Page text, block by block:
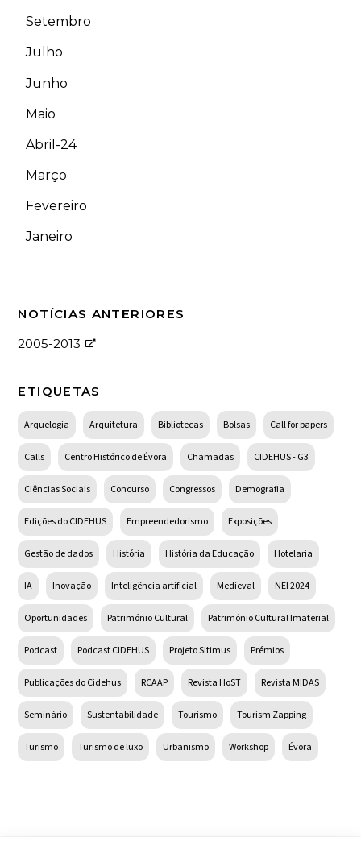
Setembro
Julho
Junho
Maio
Abril-24
Março
Fevereiro
Janeiro
NOTÍCIAS ANTERIORES
2005-2013
ETIQUETAS
Arquelogia Arquitetura Bibliotecas Bolsas Call for papers
Calls Centro Histórico de Évora Chamadas CIDEHUS - G3
Ciências Sociais Concurso Congressos Demografia
Edições do CIDEHUS Empreendedorismo Exposições
Gestão de dados História História da Educação Hotelaria
IA Inovação Inteligência artificial Medieval NEI 2024
Oportunidades Património Cultural Património Cultural Imaterial
Podcast Podcast CIDEHUS Projeto Sitimus Prémios
Publicações do Cidehus RCAAP Revista HoST Revista MIDAS
Seminário Sustentabilidade Tourismo Tourism Zapping
Turismo Turismo de luxo Urbanismo Workshop Évora